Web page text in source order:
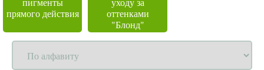
прямого действия
оттенками
"Блонд"